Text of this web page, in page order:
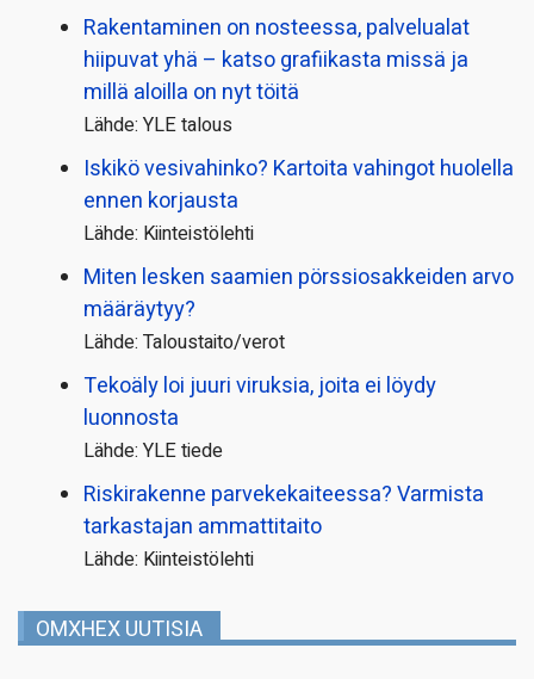
Rakentaminen on nosteessa, palvelualat
hiipuvat yhä – katso grafiikasta missä ja
millä aloilla on nyt töitä
Lähde: YLE talous
Iskikö vesivahinko? Kartoita vahingot huolella
ennen korjausta
Lähde: Kiinteistölehti
Miten lesken saamien pörssi­osakkeiden arvo
määräytyy?
Lähde: Taloustaito/verot
Tekoäly loi juuri viruksia, joita ei löydy
luonnosta
Lähde: YLE tiede
Riskirakenne parvekekaiteessa? Varmista
tarkastajan ammattitaito
Lähde: Kiinteistölehti
OMXHEX UUTISIA